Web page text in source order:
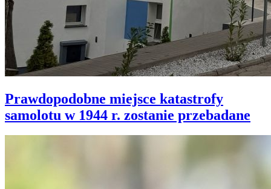
Prawdopodobne miejsce katastrofy
samolotu w 1944 r. zostanie przebadane